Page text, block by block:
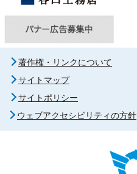
著作権・リンクについて
サイトマップ
サイトポリシー
ウェブアクセシビリティの方針